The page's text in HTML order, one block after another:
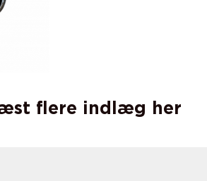
flere indlæg her